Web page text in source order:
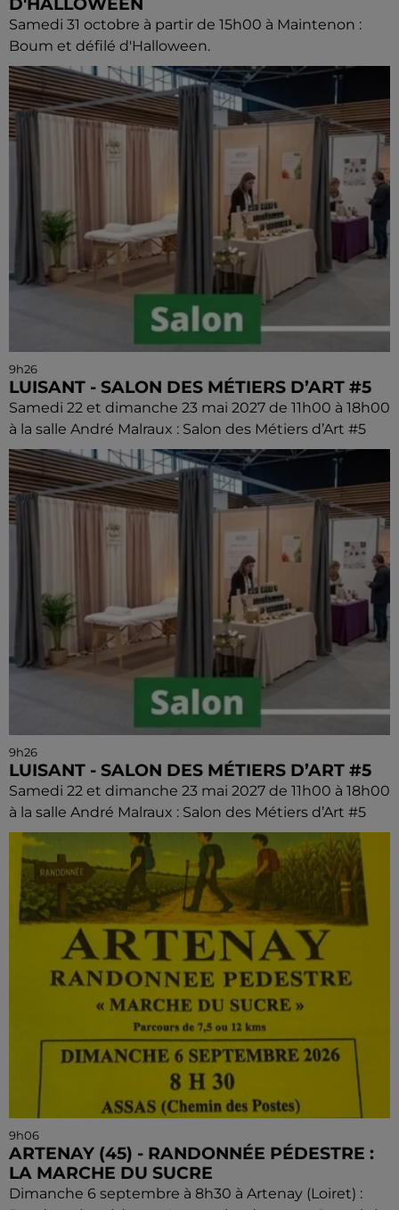
D'HALLOWEEN
Samedi 31 octobre à partir de 15h00 à Maintenon :
Boum et défilé d'Halloween.
9h26
LUISANT - SALON DES MÉTIERS D’ART #5
Samedi 22 et dimanche 23 mai 2027 de 11h00 à 18h00
à la salle André Malraux : Salon des Métiers d’Art #5
9h26
LUISANT - SALON DES MÉTIERS D’ART #5
Samedi 22 et dimanche 23 mai 2027 de 11h00 à 18h00
à la salle André Malraux : Salon des Métiers d’Art #5
9h06
ARTENAY (45) - RANDONNÉE PÉDESTRE :
LA MARCHE DU SUCRE
Dimanche 6 septembre à 8h30 à Artenay (Loiret) :